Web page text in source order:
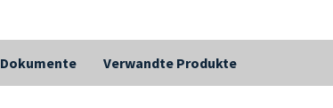
Dokumente Verwandte Produkte